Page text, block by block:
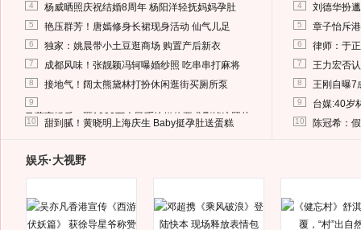
4 杨威晒照庆祝结婚8周年 杨阳洋轻抚妈妈孕肚
5 艳压群芳！唐嫣修身长裙现身活动 仙气儿足
6 独家：姚晨带小土豆逛商场 购置产后新衣
7 成都风味！张靓颖冯轲曝婚纱照 吃串串打麻将
8 接地气！阔太熊黛林打扮休闲逛街买厕所泵
9
马蓉离婚后，砸1000万人民币给媒体要求删掉这照片
10 甜到腻！黄晓明上海庆生 Baby挺孕肚送蛋糕
4 刘德华扮
5 章子怡斥
6 律师：于
7 王力宏否
8 王刚自曝7
9 台媒:40岁
10 陈冠希：
娱乐·大视野